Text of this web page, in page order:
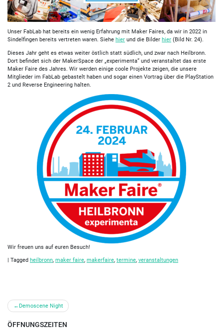
Unser FabLab hat bereits ein wenig Erfahrung mit Maker Faires, da wir in 2022 in
Sindelfingen bereits vertreten waren. Siehe hier und die Bilder hier (Bild Nr. 24).
Dieses Jahr geht es etwas weiter östlich statt südlich, und zwar nach Heilbronn.
Dort befindet sich der MakerSpace der „experimenta“ und veranstaltet das erste
Maker Faire des Jahres. Wir werden einige coole Projekte zeigen, die unsere
Mitglieder im FabLab gebastelt haben und sogar einen Vortrag über die PlayStation
2 und Reverse Engineering halten.
Wir freuen uns auf euren Besuch!
Tagged heilbronn, maker faire, makerfaire, termine, veranstaltungen
Beitrags-
Navigation
Demoscene Night
ÖFFNUNGSZEITEN